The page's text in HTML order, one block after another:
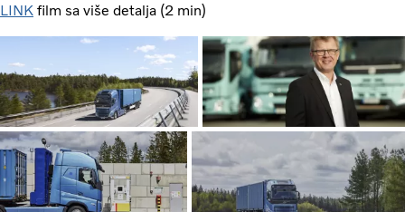
LINK film sa više detalja (2 min)